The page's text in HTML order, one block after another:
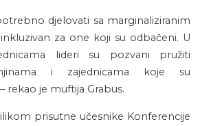
djelovati sa marginaliziranim
za one koji su odbačeni. U
lideri su pozvani pružiti
i zajednicama koje su
rekao je muftija Grabus.
prisutne učesnike Konferencije